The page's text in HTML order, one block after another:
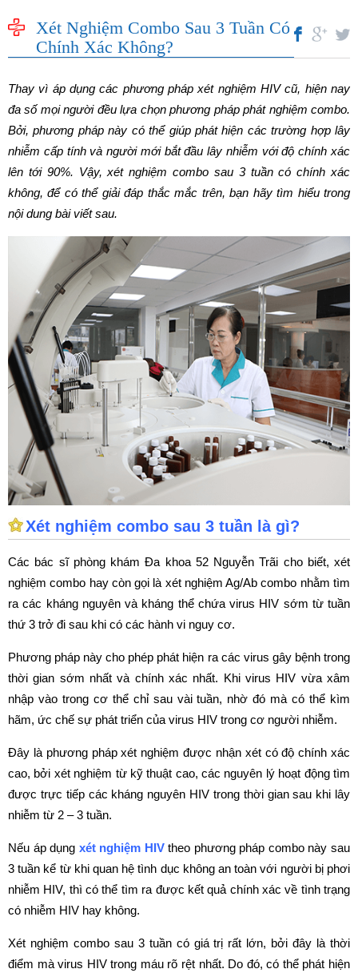
Xét Nghiệm Combo Sau 3 Tuần Có
Chính Xác Không?
Thay vì áp dụng các phương pháp xét nghiệm HIV cũ, hiện nay
đa số mọi người đều lựa chọn phương pháp phát nghiệm combo.
Bởi, phương pháp này có thể giúp phát hiện các trường hợp lây
nhiễm cấp tính và người mới bắt đầu lây nhiễm với độ chính xác
lên tới 90%. Vậy, xét nghiệm combo sau 3 tuần có chính xác
không, để có thể giải đáp thắc mắc trên, bạn hãy tìm hiểu trong
nội dung bài viết sau.
Xét nghiệm combo sau 3 tuần là gì?
Các bác sĩ phòng khám Đa khoa 52 Nguyễn Trãi cho biết, xét
nghiệm combo hay còn gọi là xét nghiệm Ag/Ab combo nhằm tìm
ra các kháng nguyên và kháng thể chứa virus HIV sớm từ tuần
thứ 3 trở đi sau khi có các hành vi nguy cơ.
Phương pháp này cho phép phát hiện ra các virus gây bệnh trong
thời gian sớm nhất và chính xác nhất. Khi virus HIV vừa xâm
nhập vào trong cơ thể chỉ sau vài tuần, nhờ đó mà có thể kìm
hãm, ức chế sự phát triển của virus HIV trong cơ người nhiễm.
Đây là phương pháp xét nghiệm được nhận xét có độ chính xác
cao, bởi xét nghiệm từ kỹ thuật cao, các nguyên lý hoạt động tìm
được trực tiếp các kháng nguyên HIV trong thời gian sau khi lây
nhiễm từ 2 – 3 tuần.
Nếu áp dụng xét nghiệm HIVtheo phương pháp combo này sau
3 tuần kể từ khi quan hệ tình dục không an toàn với người bị phơi
nhiễm HIV, thì có thể tìm ra được kết quả chính xác về tình trạng
có nhiễm HIV hay không.
Xét nghiệm combo sau 3 tuần có giá trị rất lớn, bởi đây là thời
điểm mà virus HIV trong máu rõ rệt nhất. Do đó, có thể phát hiện